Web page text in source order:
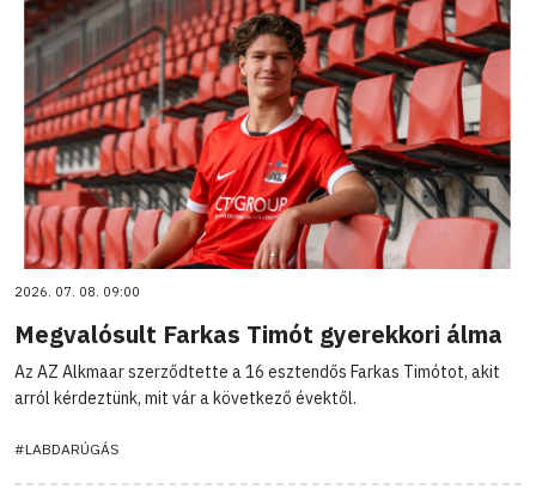
2026. 07. 08. 09:00
Megvalósult Farkas Timót gyerekkori álma
Az AZ Alkmaar szerződtette a 16 esztendős Farkas Timótot, akit
arról kérdeztünk, mit vár a következő évektől.
#LABDARÚGÁS